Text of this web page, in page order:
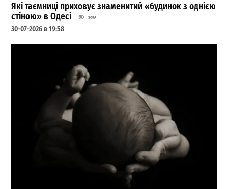
Які таємниці приховує знаменитий «будинок з однією
стіною» в Одесі
3956
30-07-2026 в 19:58